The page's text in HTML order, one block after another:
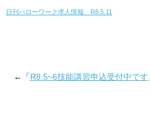
日刊ハローワーク求人情報 R8.5.11
←「R8.5~6技能講習申込受付中です